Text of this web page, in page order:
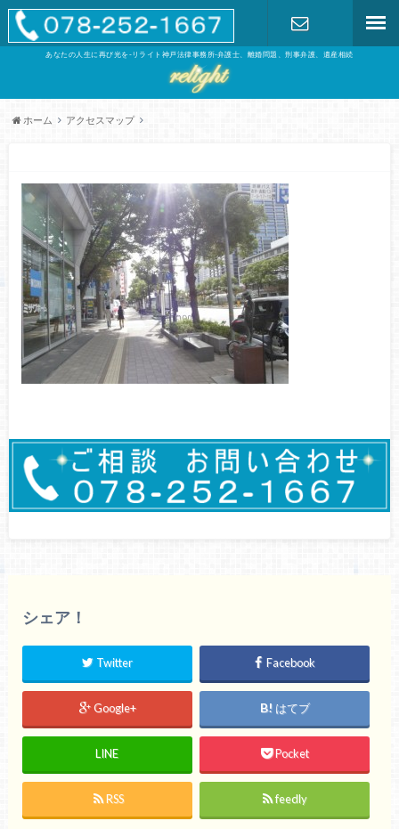
あなたの人生に再び光を-リライト神戸法律事務所-弁護士、離婚問題、刑事弁護、遺産相続
ホーム アクセスマップ
シェア！
Twitter Facebook
Google+ はてブ
LINE Pocket
RSS feedly